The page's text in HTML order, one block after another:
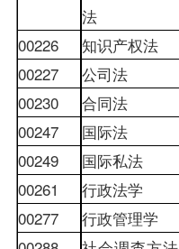
法
00226
知识产权法
00227
公司法
00230
合同法
00247
国际法
00249
国际私法
00261
行政法学
00277
行政管理学